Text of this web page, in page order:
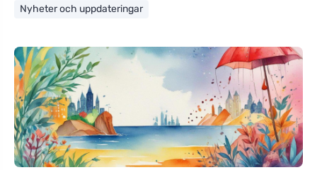
Nyheter och uppdateringar